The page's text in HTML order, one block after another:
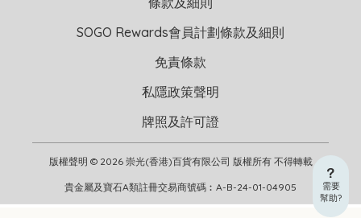
需要
幫助?
版權聲明 © 2026 崇光(香港)百貨有限公司 版權所有 不得轉載
貴金屬及寶石A類註冊交易商號碼︰A-B-24-01-04905
SOGO Rewards會員計劃條款及細則
免責條款
私隱政策聲明
牌照及許可證